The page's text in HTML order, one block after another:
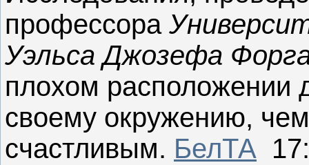
профессора
Уэльса Джозефа
плохом расположении
своему окружению, чем
счастливым. БелТА